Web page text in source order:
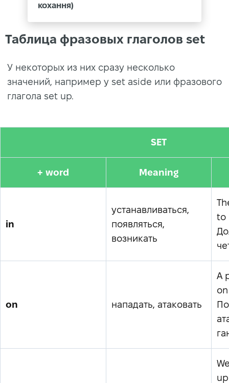
кохання)
Таблица фразовых глаголов set
У некоторых из них сразу несколько
значений, например у set aside или фразового
глагола set up.
SET
+ word Meaning
in
устанавливаться,
появляться,
возникать
to
on нападать, атаковать
A